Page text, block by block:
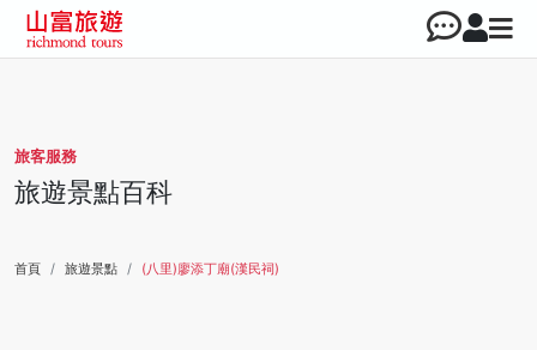
旅客服務
旅遊景點百科
首頁 旅遊景點 (八里)廖添丁廟(漢民祠)